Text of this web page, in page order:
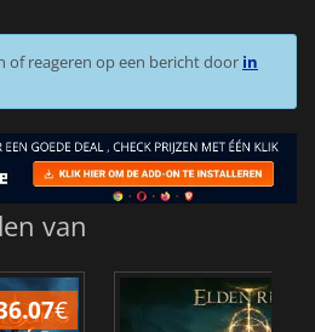
of reageren op een bericht door in
van
€